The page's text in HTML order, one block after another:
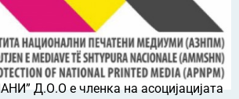
Д.О.О е членка на асоцијацијата